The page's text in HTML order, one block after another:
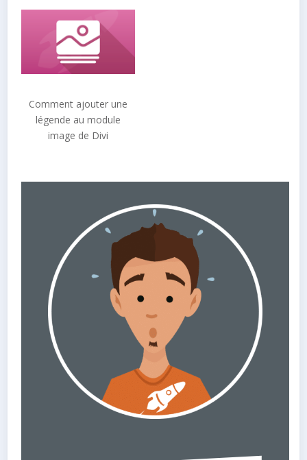
Comment ajouter une
légende au module
image de Divi